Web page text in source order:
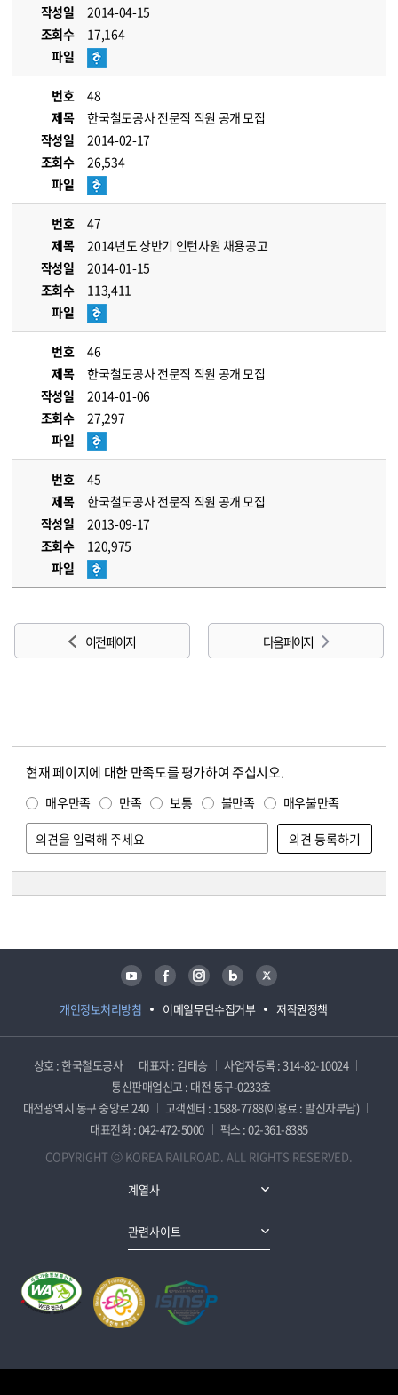
작성일
2014-04-15
조회수
17,164
파일
번호
48
제목
한국철도공사 전문직 직원 공개 모집
작성일
2014-02-17
조회수
26,534
파일
번호
47
제목
2014년도 상반기 인턴사원 채용공고
작성일
2014-01-15
조회수
113,411
파일
번호
46
제목
한국철도공사 전문직 직원 공개 모집
작성일
2014-01-06
조회수
27,297
파일
번호
45
제목
한국철도공사 전문직 직원 공개 모집
작성일
2013-09-17
조회수
120,975
파일
이전 페이지 다음 페이지
현재 페이지에 대한 만족도를 평가하여 주십시오.
매우만족 만족 보통 불만족 매우불만족
개인정보처리방침 이메일무단수집거부 저작권정책
유튜브 페이스북 인스타그램 블로그 트위터
상호 : 한국철도공사 대표자 : 김태승
사업자등록 : 314-82-10024
통신판매업신고 : 대전 동구-0233호
대전광역시 동구 중앙로 240
고객센터 : 1588-7788(이용료 : 발신자부담)
대표전화 : 042-472-5000
팩스 : 02-361-8385
COPYRIGHT ⓒ KOREA RAILROAD. ALL RIGHTS RESERVED.
계열사
관련사이트